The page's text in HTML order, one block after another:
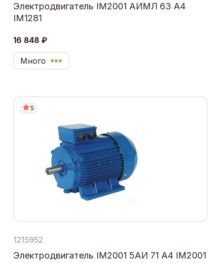
Электродвигатель IM2001 АИМЛ 63 А4
IM1281
16 848 ₽
Много
5
1215952
Электродвигатель IM2001 5АИ 71 А4 IM2001